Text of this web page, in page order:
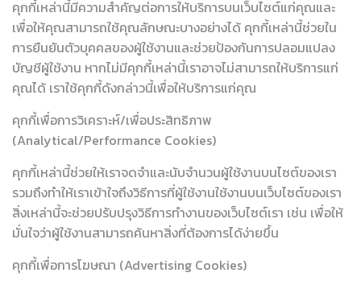
คุกกี้เหล่านี้มีความสำคัญต่อการให้บริการบนเว็บไซต์แก่คุณและ
เพื่อให้คุณสามารถใช้คุณลักษณะบางอย่างได้ คุกกี้เหล่านี้ช่วยใน
การยืนยันตัวบุคคลของผู้ใช้งานและช่วยป้องกันการปลอมแปลง
บัญชีผู้ใช้งาน หากไม่มีคุกกี้เหล่านี้เราอาจไม่สามารถให้บริการแก่
คุณได้ เราใช้คุกกี้ดังกล่าวนี้เพื่อให้บริการแก่คุณ
คุกกี้เพื่อการวิเคราะห์/เพื่อประสิทธิภาพ
(Analytical/Performance Cookies)
คุกกี้เหล่านี้ช่วยให้เราจดจำและนับจำนวนผู้ใช้งานบนไซต์ของเรา
รวมถึงทำให้เราเข้าใจถึงวิธีการที่ผู้ใช้งานใช้งานบนเว็บไซต์ของเรา
สิ่งเหล่านี้จะช่วยปรับปรุงวิธีการทำงานของเว็บไซต์เรา เช่น เพื่อให้
มั่นใจว่าผู้ใช้งานสามารถค้นหาสิ่งที่ต้องการได้ง่ายขึ้น
คุกกี้เพื่อการโฆษณา (Advertising Cookies)